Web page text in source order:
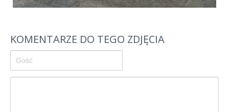
KOMENTARZE DO TEGO ZDJĘCIA